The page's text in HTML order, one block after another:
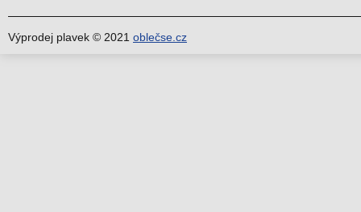
Výprodej plavek © 2021 oblečse.cz